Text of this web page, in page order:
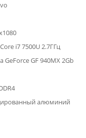
i7 7500U 2.7ГГц
GeForce GF 940MX 2Gb
алюминий